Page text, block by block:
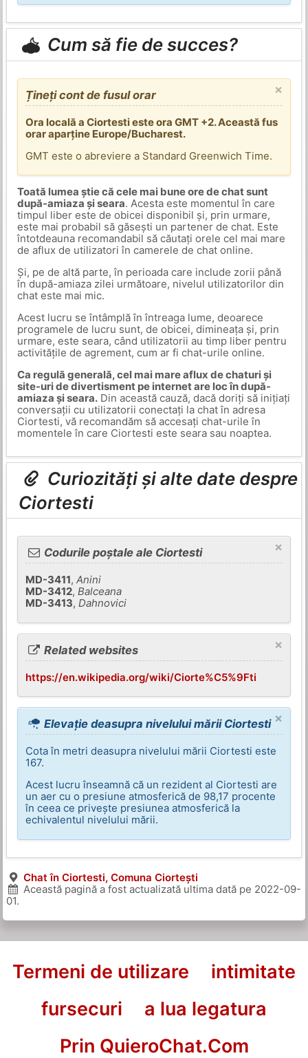
Cum să fie de succes?
×
Țineți cont de fusul orar
Ora locală a Ciortesti este ora GMT +2. Această fus
orar aparține Europe/Bucharest.
GMT este o abreviere a Standard Greenwich Time.
Toată lumea știe că cele mai bune ore de chat sunt
după-amiaza și seara. Acesta este momentul în care
timpul liber este de obicei disponibil și, prin urmare,
este mai probabil să găsești un partener de chat. Este
întotdeauna recomandabil să căutați orele cel mai mare
de aflux de utilizatori în camerele de chat online.
Și, pe de altă parte, în perioada care include zorii până
în după-amiaza zilei următoare, nivelul utilizatorilor din
chat este mai mic.
Acest lucru se întâmplă în întreaga lume, deoarece
programele de lucru sunt, de obicei, dimineața și, prin
urmare, este seara, când utilizatorii au timp liber pentru
activitățile de agrement, cum ar fi chat-urile online.
Ca regulă generală, cel mai mare aflux de chaturi și
site-uri de divertisment pe internet are loc în după-
amiaza și seara.Din această cauză, dacă doriți să inițiați
conversații cu utilizatorii conectați la chat în adresa
Ciortesti, vă recomandăm să accesați chat-urile în
momentele în care Ciortesti este seara sau noaptea.
Curiozități și alte date despre
Ciortesti
×
Codurile poștale ale Ciortesti
MD-3411,Anini
MD-3412,Balceana
MD-3413,Dahnovici
×
Related websites
https://en.wikipedia.org/wiki/Ciorte%C5%9Fti
×
Elevație deasupra nivelului mării Ciortesti
Cota în metri deasupra nivelului mării Ciortesti este
167.
Acest lucru înseamnă că un rezident al Ciortesti are
un aer cu o presiune atmosferică de 98,17 procente
în ceea ce privește presiunea atmosferică la
echivalentul nivelului mării.
Chat în Ciortesti, Comuna Ciortești
Această pagină a fost actualizată ultima dată pe 2022-09-
01.
Termeni de utilizare
intimitate
fursecuri
a lua legatura
Prin QuieroChat.Com